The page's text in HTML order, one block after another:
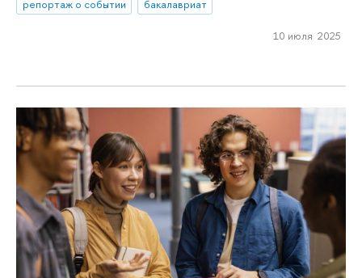
репортаж о событии бакалавриат
10 июля 2025